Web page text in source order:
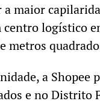
maior
logístico
metros
a Shopee
e no Distrito